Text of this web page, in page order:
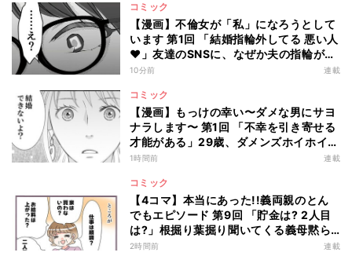
コミック
【漫画】不倫女が「私」になろうとして
います 第1回 「結婚指輪外してる 悪い人
♥」友達のSNSに、なぜか夫の指輪が…
10分前 連載
コミック
【漫画】もっけの幸い〜ダメな男にサヨ
ナラします〜 第1回 「不幸を引き寄せる
才能がある」29歳、ダメンズホイホイを
卒業した私のはずが…
1時間前 連載
コミック
【4コマ】本当にあった!!義両親のとん
でもエピソード 第9回 「貯金は? 2人目
は?」根掘り葉掘り聞いてくる義母黙ら
せた一言
2時間前 連載